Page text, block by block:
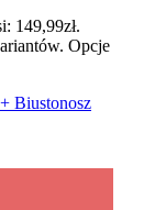
149,99zł.
Opcje